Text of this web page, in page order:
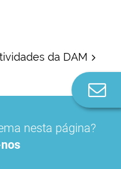
da DAM
nesta página?